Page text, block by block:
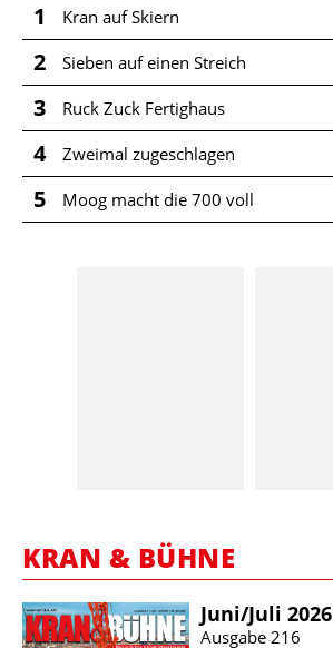
1 Kran auf Skiern
2 Sieben auf einen Streich
3 Ruck Zuck Fertighaus
4 Zweimal zugeschlagen
5 Moog macht die 700 voll
KRAN & BÜHNE
Juni/​Juli 2026
Ausgabe 216